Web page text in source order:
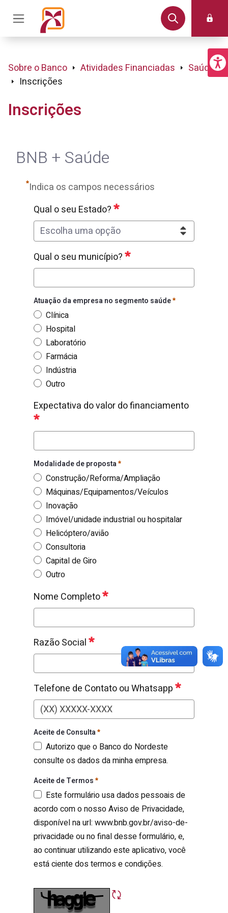
Sobre o Banco Atividades Financiadas
Saúde
Inscrições
Inscrições
BNB + Saúde
Indica os campos necessários
Qual o seu Estado?
Escolha uma opção
Obrigatório
Qual o seu município?
Qual o seu município? Obrigatório
Atuação da empresa no segmento saúde
Clínica
Hospital
Laboratório
Farmácia
Indústria
Outro
Expectativa do valor do financiamento
Expectativa do valor do financiamento
Modalidade de proposta
Construção/Reforma/Ampliação
Máquinas/Equipamentos/Veículos
Inovação
Imóvel/unidade industrial ou hospitalar
Helicóptero/avião
Consultoria
Capital de Giro
Outro
Modalidade de proposta
Nome Completo
Nome Completo
Razão Social
Telefone de Contato ou Whatsapp
Telefone de Contato ou Whatsapp
Aceite de Consulta
Autorizo que o Banco do Nordeste
consulte os dados da minha empresa.
Aceite de Consulta
Aceite de Termos
Este formulário usa dados pessoais de
acordo com o nosso Aviso de Privacidade,
disponível na url: www.bnb.gov.br/aviso-de-
privacidade ou no final desse formulário, e,
ao continuar utilizando este aplicativo, você
está ciente dos termos e condições.